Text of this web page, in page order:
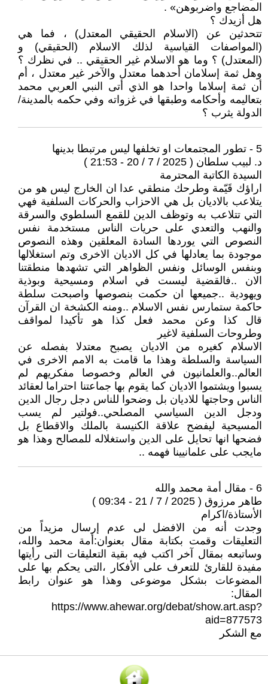
المضاجع واضربوهن» .
هل أزيدك ؟
تتحدثين عن (الاسلام الحقيقي المعتدل) ، فما هي
(المواصفات القياسية لذلك الاسلام (الحقيقي) و
(المعتدل) ؟ وما هو الاسلام غير الحقيقي .. في نظرك ؟
وهل ثمة إسلامان أحدهما معتدل والآخر غير معتدل ، أم
أن ثمة إسلاما واحدا هو الذي أتى النبي العربي محمد
بتعاليمه وأحكامه وطبقها في غزواته وفي حكمه بالمدينة/
الدولة يثرب ؟
5 - تطور المجتمعات او تخلفها ليس مرتبطا بدينها
د. لبيب سلطان ( 2025 / 7 / 20 - 21:53 )
السيدة الكاتبة المحترمة
اراؤك قَيّمة وطرحك منطقي عدا ان الخارج ليس هو من
يتلاعب بالاديان بل هي الاحزاب والحركات السلفية فهي
التي تتلاعب به وتوظف الدين للقمع السلطوي والسرقة
والنهب والتعدي على حريات الناس مستخدمة نفس
النصوص التي يوردها السادة المعلقين وهذه النصوص
موجودة بما يعادلها في كل الاديان الاخرى وتم استغلالها
وبنفس الوسائل ونفس الظواهر التي تشهدها منطقتنا
الان ..فالقضية ليسىت في اسلام ومسيحية وبوذية
ويهودية ..جميعها ان حكمت بنصوصها واصبحت سلطة
حاكمة ستمارس نفس الاسلام ..ومنه الكشخة ان القرآن
قال كذا وعن محمد فعل كذا هو تأكيدا لمواقف
وطروحات السلفية لاغير
الاسلام كغيره من الاديان يصبح معتدلا بفصله عن
السياسة والسلطة وهذا ما قامت به الامم الاخرى في
العالم..والعلمانيون في العالم وخصوصا مفكريهم لم
يسبوا ويشتموا الاديان كما يقوم بها جماعتنا احتراما لعقائد
الناس وحاجتها للاديان بل وضحوا للناس دجل رجال الدين
ودجل الدين السياسي المصلحي..فولتير لم يسب
المسيحية ليفضح علاقة الكنيسة بالملك والاقطاع بل
فضحها انها تحايل على الدين واستغلاله للمصالح وهذا هو
مايجب على علمانيينا فهمه ..
6 - مقال أمة محمد والله
طاهر مرزوق ( 2025 / 7 / 21 - 09:34 )
الأستاذة/اكرام
وجدت أنه من الافضل لى عدم إرسال مزيداً من
التعليقات وقمت بكتابة مقال بعنوان:أمة محمد والله،
وساتبعه بمقال آخر اكتب فيه بقية التعليقات التى رأيتها
مفيدة للقارئ للتعرف على الأفكار ،التى يحكم بها على
المضوعات بشكل موضوعى وهذا هو عنوان رابط
المقال:
https://www.ahewar.org/debat/show.art.asp?
aid=877573
مع الشكر